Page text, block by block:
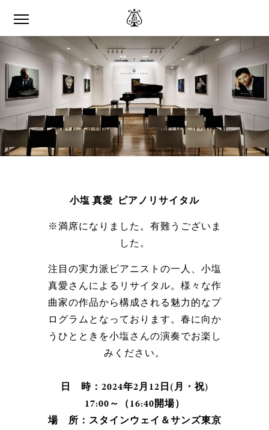
小塩 真愛 ピアノリサイタル
※満席になりました。有難うございま
した。
注目の実力派ピアニストの一人、小塩
真愛さんによるリサイタル。様々な作
曲家の作品から構成される魅力的なプ
ログラムとなっております。春に向か
うひとときを小塩さんの演奏でお楽し
みください。
日 時：2024年2月12日(月・祝)
17:00～（16:40開場）
場 所：スタインウェイ＆サンズ東京